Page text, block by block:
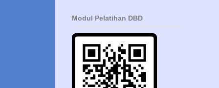
Modul Pelatihan DBD